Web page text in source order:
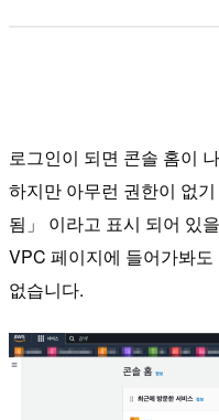
로그인이 되면 콘솔 홈이
하지만 아무런 권한이 없
됨」 이라고 표시 되어 있
VPC 페이지에 들어가봐
없습니다.